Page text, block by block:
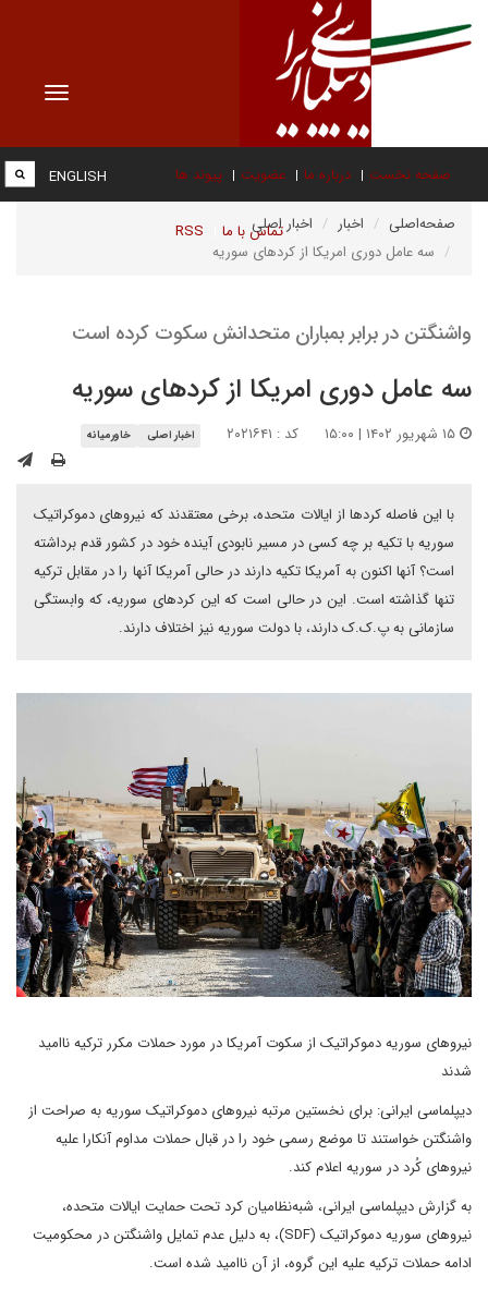
Toggle
صفحه نخست درباره ما عضویت پیوند ها
تماس با ما RSS
ENGLISH
صفحه‌اصلی اخبار
اخبار اصلی
سه عامل دوری امریکا از کردهای سوریه
واشنگتن در برابر بمباران متحدانش سکوت کرده است
سه عامل دوری امریکا از کردهای سوریه
کد : ۲۰۲۱۶۴۱ اخبار اصلی خاورمیانه
با این فاصله کردها از ایالات متحده، برخی معتقدند که نیروهای دموکراتیک
سوریه با تکیه بر چه کسی در مسیر نابودی آینده خود در کشور قدم برداشته
است؟ آنها اکنون به آمریکا تکیه دارند در حالی آمریکا آنها را در مقابل ترکیه
تنها گذاشته است. این در حالی است که این کردهای سوریه، که وابستگی
سازمانی به پ.ک.ک دارند، با دولت سوریه نیز اختلاف دارند.
نیروهای سوریه دموکراتیک از سکوت آمریکا در مورد حملات مکرر ترکیه ناامید
شدند
دیپلماسی ایرانی: برای نخستین مرتبه نیروهای دموکراتیک سوریه به صراحت از
واشنگتن خواستند تا موضع رسمی خود را در قبال حملات مداوم آنکارا علیه
نیروهای کُرد در سوریه اعلام کند.
به گزارش دیپلماسی ایرانی، شبه‌نظامیان کرد تحت حمایت ایالات متحده،
نیروهای سوریه دموکراتیک (SDF)، به دلیل عدم تمایل واشنگتن در محکومیت
ادامه حملات ترکیه علیه این گروه، از آن ناامید شده است.